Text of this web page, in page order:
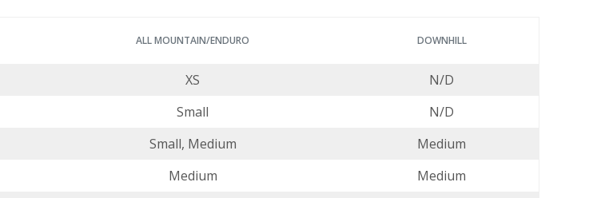
ALL MOUNTAIN/ENDURO DOWNHILL
XS
N/D
Small
N/D
Small, Medium
Medium
Medium
Medium